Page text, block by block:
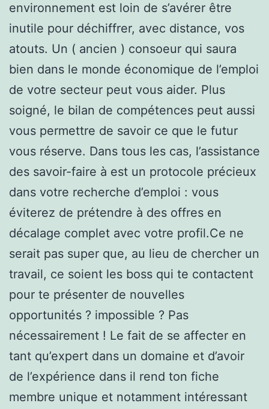
environnement est loin de s’avérer être
inutile pour déchiffrer, avec distance, vos
atouts. Un ( ancien ) consoeur qui saura
bien dans le monde économique de l’emploi
de votre secteur peut vous aider. Plus
soigné, le bilan de compétences peut aussi
vous permettre de savoir ce que le futur
vous réserve. Dans tous les cas, l’assistance
des savoir-faire à est un protocole précieux
dans votre recherche d’emploi : vous
éviterez de prétendre à des offres en
décalage complet avec votre profil.Ce ne
serait pas super que, au lieu de chercher un
travail, ce soient les boss qui te contactent
pour te présenter de nouvelles
opportunités ? impossible ? Pas
nécessairement ! Le fait de se affecter en
tant qu’expert dans un domaine et d’avoir
de l’expérience dans il rend ton fiche
membre unique et notamment intéressant